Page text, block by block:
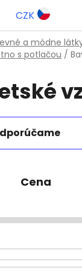
CZK
a módne
s potlačou /
Cena